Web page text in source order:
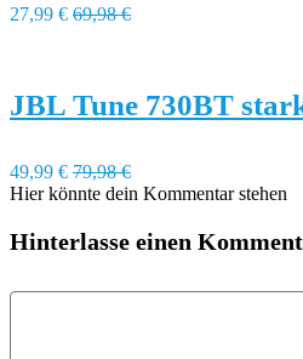
27,99 € 69,98 €
JBL Tune 730BT
49,99 € 79,98 €
Hier könnte dein Kommentar stehen
Hinterlasse einen